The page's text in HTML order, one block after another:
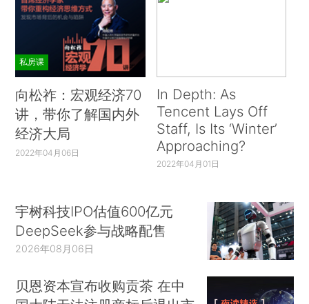
私房课
向松祚：宏观经济70
讲，带你了解国内外
经济大局
2022年04月06日
In Depth: As
Tencent Lays Off
Staff, Is Its ‘Winter’
Approaching?
2022年04月01日
宇树科技IPO估值600亿元
DeepSeek参与战略配售
2026年08月06日
贝恩资本宣布收购贡茶 在中